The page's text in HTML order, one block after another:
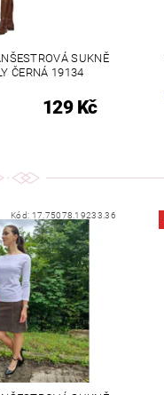
SUKNĚ
ČERNÁ 19134
129 Kč
Kód: 17.75078.19233.36